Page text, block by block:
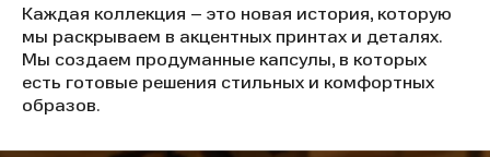
Каждая коллекция – это новая история, которую
мы раскрываем в акцентных принтах и деталях.
Мы создаем продуманные капсулы, в которых
есть готовые решения стильных и комфортных
образов.